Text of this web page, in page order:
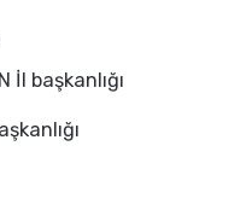
İl başkanlığı